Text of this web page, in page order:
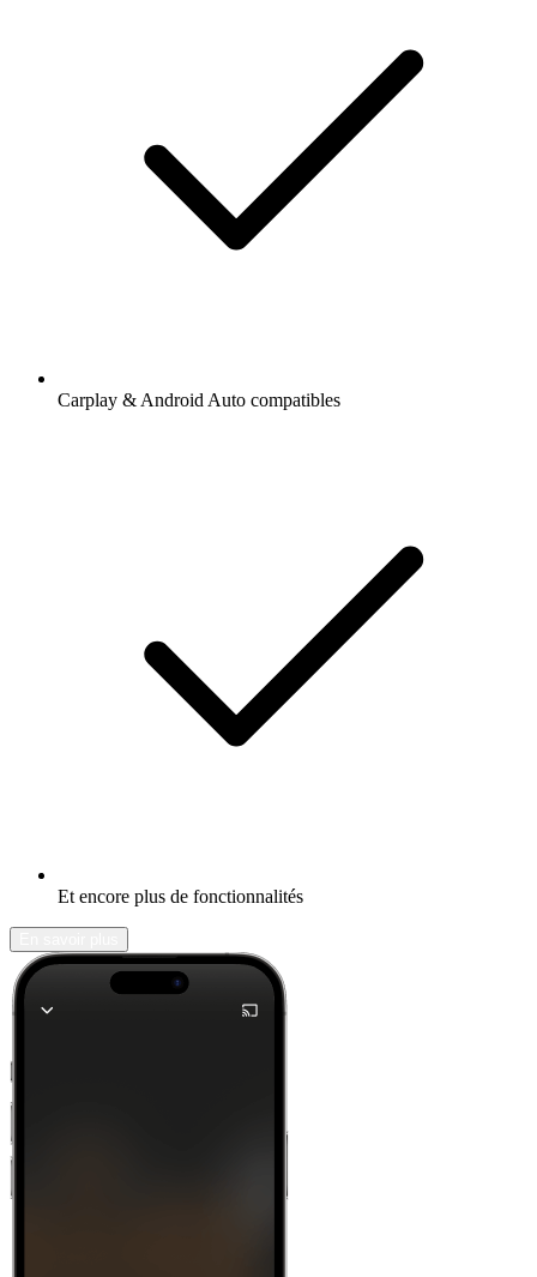
Carplay & Android Auto compatibles
Et encore plus de fonctionnalités